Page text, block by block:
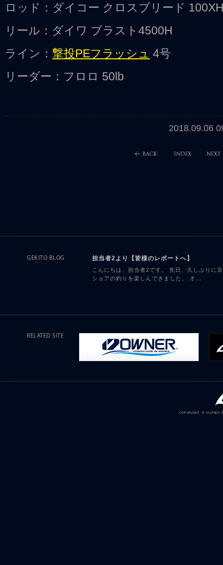
ロッド：ダイコー クロスブリード
リール：ダイワ ブラスト4500H
ライン：撃投PEフラッシュ4号
リーダー：フロロ 50lb
2018.09.06
GEKITO BLOG 担当者2より【皆様のレポートへ】
こんにちは、担当者2です。 先日、久しぶりに
ショアの釣りを楽しんできました。 オ...
RELATED SITE